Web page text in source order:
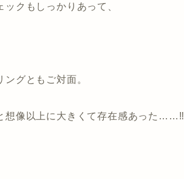
クもしっかりあって、
グともご対面。
想像以上に大きくて存在感あった……‼︎